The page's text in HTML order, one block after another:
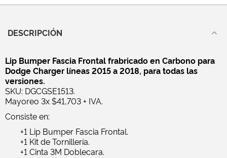
DESCRIPCIÓN
Lip Bumper Fascia Frontal frabricado en Carbono para
Dodge Charger líneas 2015 a 2018, para todas las
versiones.
SKU: DGCGSE1513.
Mayoreo 3x $41,703 + IVA.
Consiste en:
+1 Lip Bumper Fascia Frontal.
+1 Kit de Tornillería.
+1 Cinta 3M Doblecara.